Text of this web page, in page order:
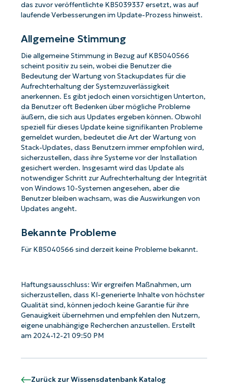
das zuvor veröffentlichte KB5039337 ersetzt, was auf
laufende Verbesserungen im Update-Prozess hinweist.
Allgemeine Stimmung
Die allgemeine Stimmung in Bezug auf KB5040566
scheint positiv zu sein, wobei die Benutzer die
Bedeutung der Wartung von Stackupdates für die
Aufrechterhaltung der Systemzuverlässigkeit
anerkennen. Es gibt jedoch einen vorsichtigen Unterton,
da Benutzer oft Bedenken über mögliche Probleme
äußern, die sich aus Updates ergeben können. Obwohl
speziell für dieses Update keine signifikanten Probleme
gemeldet wurden, bedeutet die Art der Wartung von
Stack-Updates, dass Benutzern immer empfohlen wird,
sicherzustellen, dass ihre Systeme vor der Installation
gesichert werden. Insgesamt wird das Update als
notwendiger Schritt zur Aufrechterhaltung der Integrität
von Windows 10-Systemen angesehen, aber die
Benutzer bleiben wachsam, was die Auswirkungen von
Updates angeht.
Bekannte Probleme
Für KB5040566 sind derzeit keine Probleme bekannt.
Haftungsausschluss: Wir ergreifen Maßnahmen, um
sicherzustellen, dass KI-generierte Inhalte von höchster
Qualität sind, können jedoch keine Garantie für ihre
Genauigkeit übernehmen und empfehlen den Nutzern,
eigene unabhängige Recherchen anzustellen. Erstellt
am 2024-12-21 09:50 PM
Zurück zur Wissensdatenbank Katalog
Starten Sie mit NinjaOne AI-gesteuerten